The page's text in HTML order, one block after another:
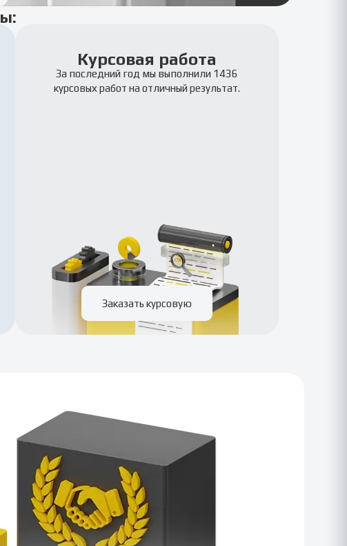
Курсовая работа
За последний год мы выполнили 1436
курсовых работ на отличный результат.
Заказать курсовую